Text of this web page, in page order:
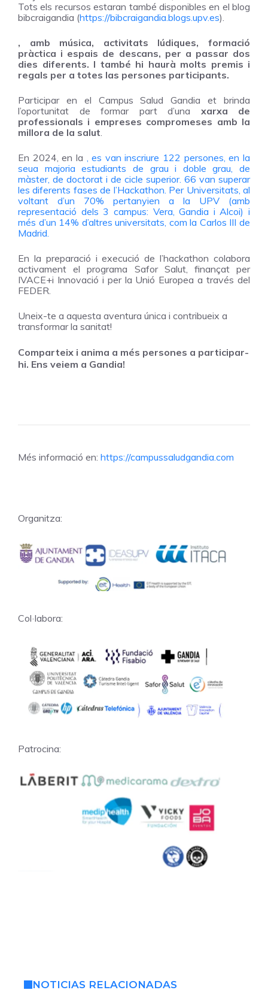
Tots els recursos estaran també disponibles en el blog
bibcraigandia (https://bibcraigandia.blogs.upv.es).
, amb música, activitats lúdiques, formació
pràctica i espais de descans, per a passar dos
dies diferents. I també hi haurà molts premis i
regals per a totes las persones participants.
Participar en el Campus Salud Gandia et brinda
l’oportunitat de formar part d’una xarxa de
professionals i empreses compromeses amb la
millora de la salut.
En 2024, en la , es van inscriure 122 persones, en la
seua majoria estudiants de grau i doble grau, de
màster, de doctorat i de cicle superior. 66 van superar
les diferents fases de l’Hackathon. Per Universitats, al
voltant d’un 70% pertanyien a la UPV (amb
representació dels 3 campus: Vera, Gandia i Alcoi) i
més d’un 14% d’altres universitats, com la Carlos III de
Madrid.
En la preparació i execució de l’hackathon colabora
activament el programa Safor Salut, finançat per
IVACE+i Innovació i per la Unió Europea a través del
FEDER.
Uneix-te a aquesta aventura única i contribueix a
transformar la sanitat!
Comparteix i anima a més persones a participar-
hi. Ens veiem a Gandia!
Més informació en: https://campussaludgandia.com
Organitza:
Col·labora:
Patrocina:
NOTICIAS RELACIONADAS